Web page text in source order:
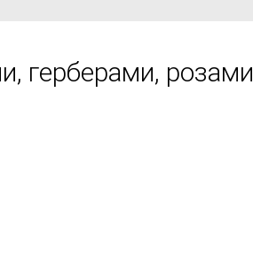
герберами, розами